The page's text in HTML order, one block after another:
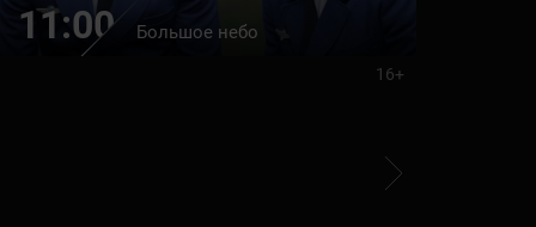
11:00 Большое небо
16+